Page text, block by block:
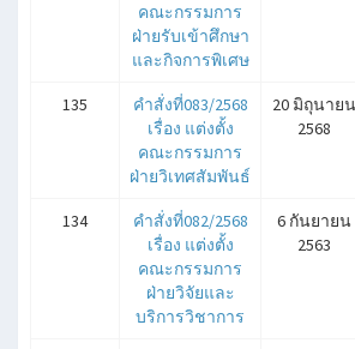
คณะกรรมการ
ฝ่ายรับเข้าศึกษา
และกิจการพิเศษ
135
คำสั่งที่083/2568
เรื่อง แต่งตั้ง
คณะกรรมการ
ฝ่ายวิเทศสัมพันธ์
20 มิถุนายน
2568
134
คำสั่งที่082/2568
เรื่อง แต่งตั้ง
คณะกรรมการ
ฝ่ายวิจัยและ
บริการวิชาการ
6 กันยายน
2563